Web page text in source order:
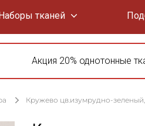
тканей
Акция 20% однотонные
Кружево цв.изумрудно-зеленый,